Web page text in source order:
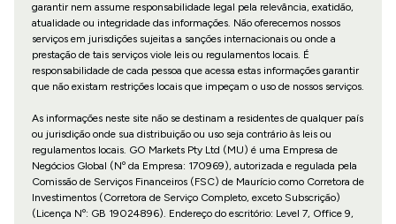
garantir nem assume responsabilidade legal pela relevância, exatidão,
atualidade ou integridade das informações. Não oferecemos nossos
serviços em jurisdições sujeitas a sanções internacionais ou onde a
prestação de tais serviços viole leis ou regulamentos locais. É
responsabilidade de cada pessoa que acessa estas informações garantir
que não existam restrições locais que impeçam o uso de nossos serviços.
As informações neste site não se destinam a residentes de qualquer país
ou jurisdição onde sua distribuição ou uso seja contrário às leis ou
regulamentos locais. GO Markets Pty Ltd (MU) é uma Empresa de
Negócios Global (Nº da Empresa: 170969), autorizada e regulada pela
Comissão de Serviços Financeiros (FSC) de Maurício como Corretora de
Investimentos (Corretora de Serviço Completo, exceto Subscrição)
(Licença Nº: GB 19024896). Endereço do escritório: Level 7, Office 9,